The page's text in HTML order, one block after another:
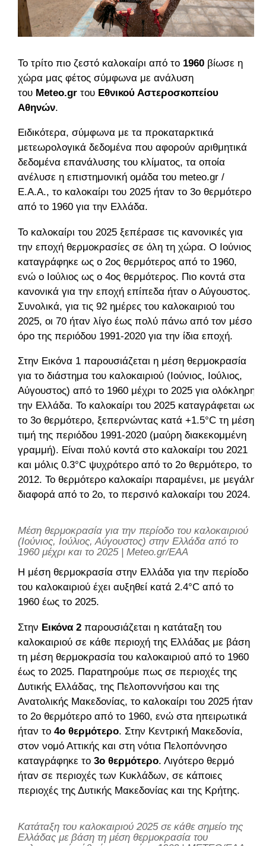
Το τρίτο πιο ζεστό καλοκαίρι από το 1960 βίωσε η
χώρα μας φέτος σύμφωνα με ανάλυση
του Meteo.gr του Εθνικού Αστεροσκοπείου
Αθηνών.
Ειδικότερα, σύμφωνα με τα προκαταρκτικά
μετεωρολογικά δεδομένα που αφορούν αριθμητικά
δεδομένα επανάλυσης του κλίματος, τα οποία
ανέλυσε η επιστημονική ομάδα του meteo.gr /
Ε.Α.Α., το καλοκαίρι του 2025 ήταν το 3ο θερμότερο
από το 1960 για την Ελλάδα.
Το καλοκαίρι του 2025 ξεπέρασε τις κανονικές για
την εποχή θερμοκρασίες σε όλη τη χώρα. Ο Ιούνιος
καταγράφηκε ως ο 2ος θερμότερος από το 1960,
ενώ ο Ιούλιος ως ο 4ος θερμότερος. Πιο κοντά στα
κανονικά για την εποχή επίπεδα ήταν ο Αύγουστος.
Συνολικά, για τις 92 ημέρες του καλοκαιριού του
2025, οι 70 ήταν λίγο έως πολύ πάνω από τον μέσο
όρο της περιόδου 1991-2020 για την ίδια εποχή.
Στην Εικόνα 1 παρουσιάζεται η μέση θερμοκρασία
για το διάστημα του καλοκαιριού (Ιούνιος, Ιούλιος,
Αύγουστος) από το 1960 μέχρι το 2025 για ολόκληρη
την Ελλάδα. Το καλοκαίρι του 2025 καταγράφεται ως
το 3ο θερμότερο, ξεπερνώντας κατά +1.5°C τη μέση
τιμή της περιόδου 1991-2020 (μαύρη διακεκομμένη
γραμμή). Είναι πολύ κοντά στο καλοκαίρι του 2021
και μόλις 0.3°C ψυχρότερο από το 2ο θερμότερο, το
2012. Το θερμότερο καλοκαίρι παραμένει, με μεγάλη
διαφορά από το 2ο, το περσινό καλοκαίρι του 2024.
Μέση θερμοκρασία για την περίοδο του καλοκαιριού
(Ιούνιος, Ιούλιος, Αύγουστος) στην Ελλάδα από το
1960 μέχρι και το 2025 | Meteo.gr/EAA
Η μέση θερμοκρασία στην Ελλάδα για την περίοδο
του καλοκαιριού έχει αυξηθεί κατά 2.4°C από το
1960 έως το 2025.
Στην Εικόνα 2 παρουσιάζεται η κατάταξη του
καλοκαιριού σε κάθε περιοχή της Ελλάδας με βάση
τη μέση θερμοκρασία του καλοκαιριού από το 1960
έως το 2025. Παρατηρούμε πως σε περιοχές της
Δυτικής Ελλάδας, της Πελοποννήσου και της
Ανατολικής Μακεδονίας, το καλοκαίρι του 2025 ήταν
το 2ο θερμότερο από το 1960, ενώ στα ηπειρωτικά
ήταν το 4ο θερμότερο. Στην Κεντρική Μακεδονία,
στον νομό Αττικής και στη νότια Πελοπόννησο
καταγράφηκε το 3ο θερμότερο. Λιγότερο θερμό
ήταν σε περιοχές των Κυκλάδων, σε κάποιες
περιοχές της Δυτικής Μακεδονίας και της Κρήτης.
Κατάταξη του καλοκαιριού 2025 σε κάθε σημείο της
Ελλάδας με βάση τη μέση θερμοκρασία του